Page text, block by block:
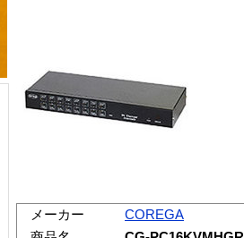
メーカー
COREGA